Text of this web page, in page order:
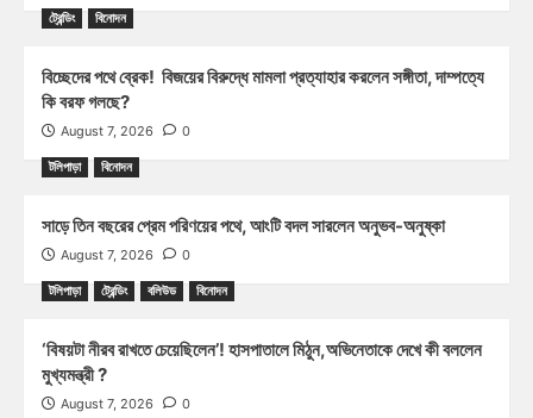
ট্রেন্ডিং বিনোদন
বিচ্ছেদের পথে ব্রেক! বিজয়ের বিরুদ্ধে মামলা প্রত্যাহার করলেন সঙ্গীতা, দাম্পত্যে
কি বরফ গলছে?
August 7, 2026 0
টলিপাড়া বিনোদন
সাড়ে তিন বছরের প্রেম পরিণয়ের পথে, আংটি বদল সারলেন অনুভব-অনুষ্কা
August 7, 2026 0
টলিপাড়া ট্রেন্ডিং বলিউড বিনোদন
‘বিষয়টা নীরব রাখতে চেয়েছিলেন’! হাসপাতালে মিঠুন,অভিনেতাকে দেখে কী বললেন
মুখ্যমন্ত্রী ?
August 7, 2026 0